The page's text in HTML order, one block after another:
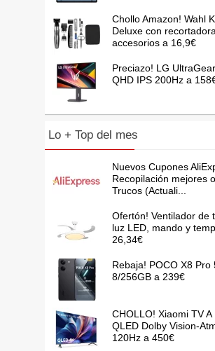
Chollo Amazon! Wahl
Deluxe con
accesorios a 16,9€
Preciazo! LG
QHD IPS 200Hz a
Lo + Top del mes
Nuevos Cupones
Recopilación mejores
Trucos (Actuali...
Ofertón! Ventilador de
luz LED, mando y
26,34€
Rebaja! POCO X8 Pro
8/256GB a 239€
CHOLLO! Xiaomi TV A
QLED Dolby Vision-
120Hz a 450€